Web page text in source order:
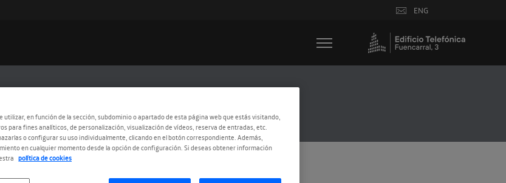
ENG
utilizar, en función de la sección, subdominio o apartado de esta página web que estás visitando,
para fines analíticos, de personalización, visualización de vídeos, reserva de entradas, etc.
o configurar su uso individualmente, clicando en el botón correspondiente. Además,
en cualquier momento desde la opción de configuración. Si deseas obtener información
política de cookies